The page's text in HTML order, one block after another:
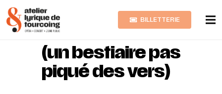
BILLETTERIE
BÊTES DE SCÈNE
(un bestiaire pas
piqué des vers)